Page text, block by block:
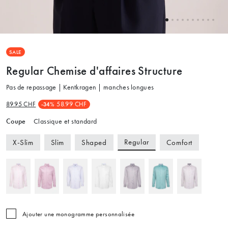
SALE
Regular Chemise d'affaires Structure
Pas de repassage | Kentkragen | manches longues
89.95 CHF -34% 58.99 CHF
Coupe Classique et standard
X-Slim Slim Shaped Regular Comfort
Ajouter une monogramme personnalisée